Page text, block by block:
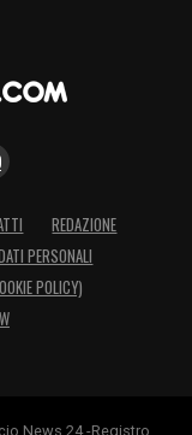
REDAZIONE
PERSONALI
POLICY)
News 24 -Registro